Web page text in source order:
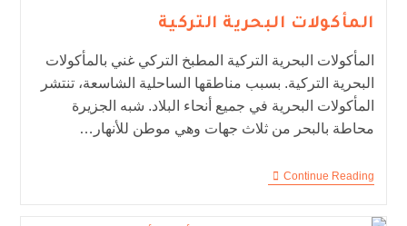
المأكولات البحرية التركية
المأكولات البحرية التركية المطبخ التركي غني بالمأكولات
البحرية التركية. بسبب مناطقها الساحلية الشاسعة، تنتشر
المأكولات البحرية في جميع أنحاء البلاد. شبه الجزيرة
محاطة بالبحر من ثلاث جهات وهي موطن للأنهار…
Continue Reading